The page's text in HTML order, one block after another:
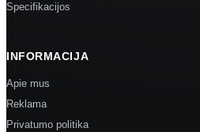
Specifikacijos
INFORMACIJA
Apie mus
Reklama
Privatumo politika